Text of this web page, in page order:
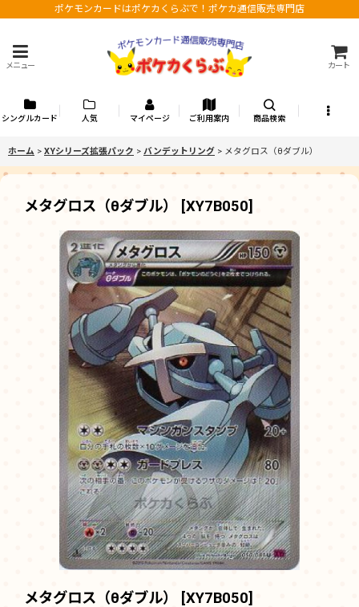
ポケモンカードはポケカくらぶで！ポケカ通信販売専門店
メニュー カート
シングルカード 人気 マイページ ご利用案内 商品検索
ホーム > XYシリーズ拡張パック > バンデットリング > メタグロス（θダブル）
メタグロス（θダブル） [XY7B050]
メタグロス（θダブル） [XY7B050]